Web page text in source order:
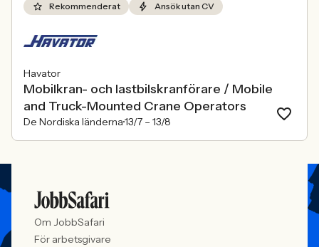
Rekommenderat Ansök utan CV
Havator
Mobilkran- och lastbilskranförare / Mobile
and Truck-Mounted Crane Operators
De Nordiska länderna13/7 – 13/8
Om JobbSafari
För arbetsgivare